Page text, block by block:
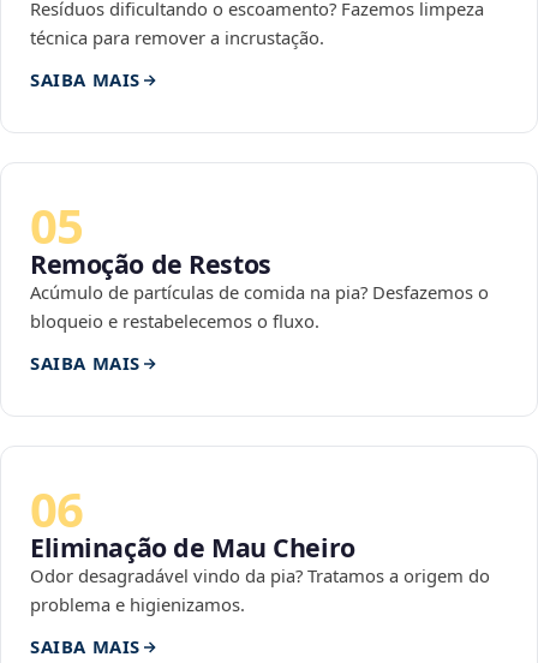
Resíduos dificultando o escoamento? Fazemos limpeza
técnica para remover a incrustação.
SAIBA MAIS
05
Remoção de Restos
Acúmulo de partículas de comida na pia? Desfazemos o
bloqueio e restabelecemos o fluxo.
SAIBA MAIS
06
Eliminação de Mau Cheiro
Odor desagradável vindo da pia? Tratamos a origem do
problema e higienizamos.
SAIBA MAIS